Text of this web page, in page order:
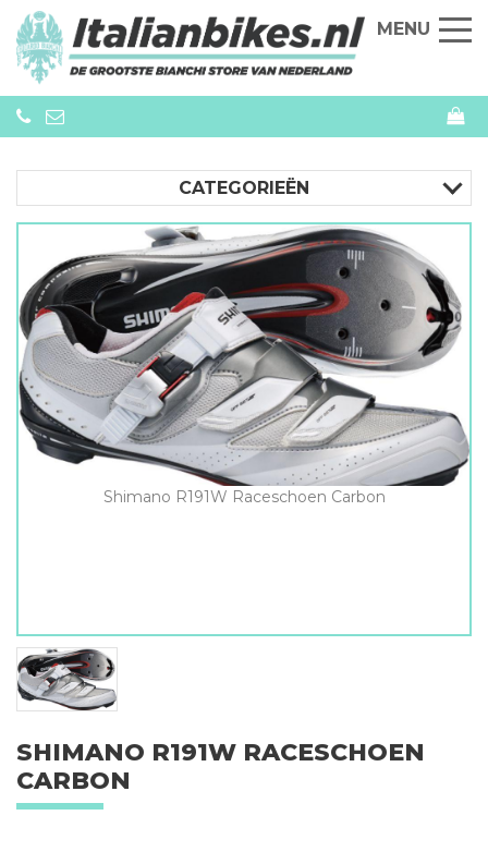
MENU
CATEGORIEËN
Shimano R191W Raceschoen Carbon
SHIMANO R191W RACESCHOEN
CARBON